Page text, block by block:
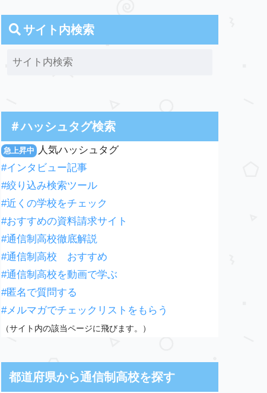
サイト内検索
＃ハッシュタグ検索
急上昇中
人気ハッシュタグ
#インタビュー記事
#絞り込み検索ツール
#近くの学校をチェック
#おすすめの資料請求サイト
#通信制高校徹底解説
#通信制高校 おすすめ
#通信制高校を動画で学ぶ
#匿名で質問する
#メルマガでチェックリストをもらう
（サイト内の該当ページに飛びます。）
都道府県から通信制高校を探す